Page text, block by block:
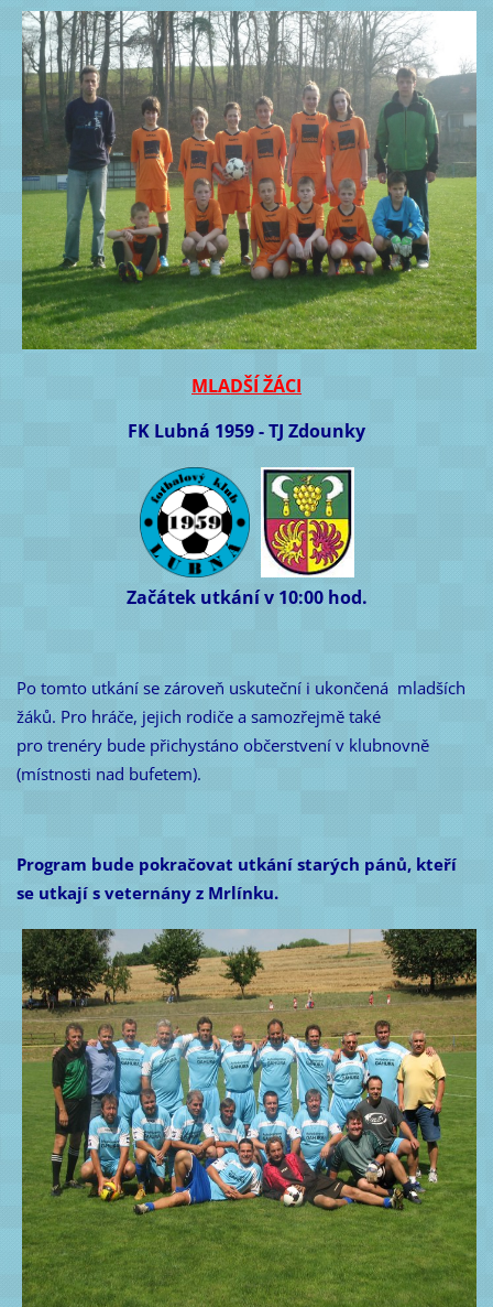
MLADŠÍ ŽÁCI
FK Lubná 1959 - TJ Zdounky
Začátek utkání v 10:00 hod.
Po tomto utkání se zároveň uskuteční i ukončená mladších
žáků. Pro hráče, jejich rodiče a samozřejmě také
pro trenéry bude přichystáno občerstvení v klubnovně
(místnosti nad bufetem).
Program bude pokračovat utkání starých pánů, kteří
se utkají s veternány z Mrlínku.